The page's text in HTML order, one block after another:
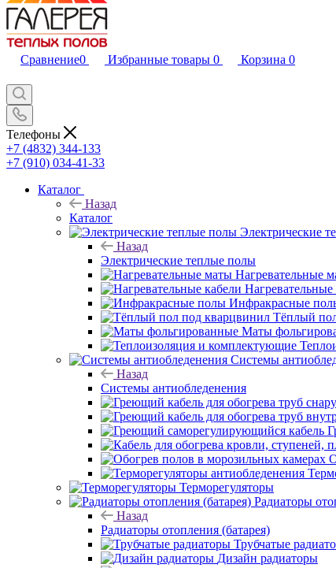
Сравнение0 Избранные товары 0 Корзина 0
Телефоны
+7 (4832) 344-133
+7 (910) 034-41-33
Каталог
Назад
Каталог
Электрические
Назад
Электрические теплые полы
Нагревательные
Нагревательные
Инфракрасные
Тёплый
Маты
Системы
Назад
Системы антиобледенения
Терморегуляторы
Радиаторы
Назад
Радиаторы отопления (батарея)
Трубчатые
Дизайн радиаторы